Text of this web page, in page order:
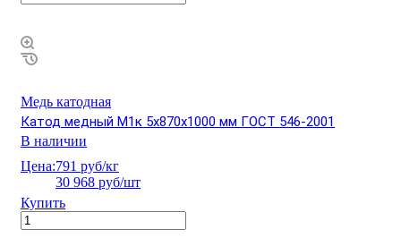
Медь катодная
Катод медный М1к 5х870х1000 мм ГОСТ 546-2001
В наличии
Цена:791 руб/кг
30 968 руб/шт
Купить